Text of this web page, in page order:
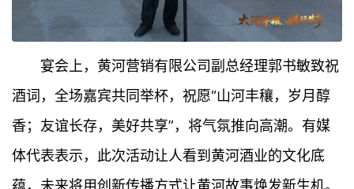
宴会上，黄河营销有限公司副总经理郭书敏致祝
酒词，全场嘉宾共同举杯，祝愿“山河丰穰，岁月醇
香；友谊长存，美好共享”，将气氛推向高潮。有媒
体代表表示，此次活动让人看到黄河酒业的文化底
蕴，未来将用创新传播方式让黄河故事焕发新生机。